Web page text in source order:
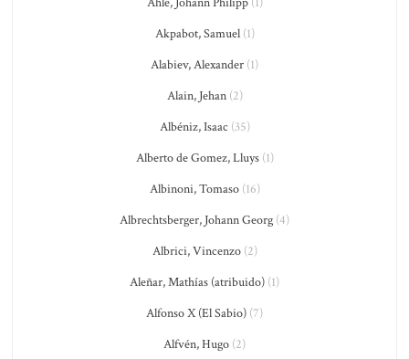
Akpabot, Samuel(1)
Alabiev, Alexander (1)
Alain, Jehan(2)
Albéniz, Isaac (35)
Alberto de Gomez, Lluys(1)
Albinoni, Tomaso(16)
Albrechtsberger, Johann Georg (4)
Albrici, Vincenzo(2)
Aleñar, Mathías (atribuido) (1)
Alfonso X (El Sabio) (7)
Alfvén, Hugo (2)